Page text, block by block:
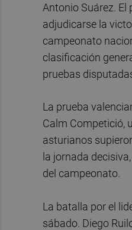
Antonio Suárez.
adjudicarse la
campeonato
clasificación
pruebas
La prueba
Calm Competició,
asturianos
la jornada
del campeonato.
La batalla por el
sábado. Diego